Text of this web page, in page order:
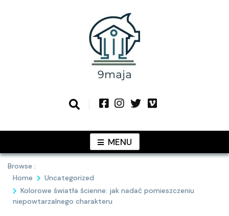
9MAJApomysłami
MENU
Browse :
Home
Uncategorized
Kolorowe światła ścienne: jak nadać pomieszczeniu
niepowtarzalnego charakteru